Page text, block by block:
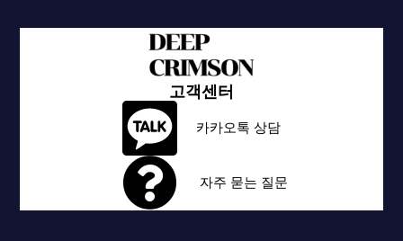
고객센터
카카오톡 상담
자주 묻는 질문